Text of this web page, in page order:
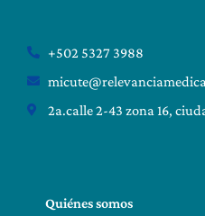
+502 5327 3988
2a.calle 2-43 zona 16,
Quiénes somos